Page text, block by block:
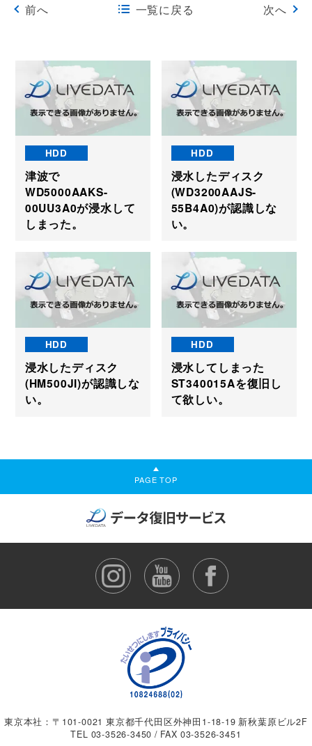
前へ 一覧に戻る 次へ
HDD
津波で
WD5000AAKS-
00UU3A0が浸水して
しまった。
HDD
浸水したディスク
(WD3200AAJS-
55B4A0)が認識しな
い。
HDD
浸水したディスク
(HM500JI)が認識しな
い。
HDD
浸水してしまった
ST340015Aを復旧し
て欲しい。
PAGE TOP
東京本社：〒101-0021 東京都千代田区外神田1-18-19 新秋葉原ビル2F
TEL 03-3526-3450 / FAX 03-3526-3451